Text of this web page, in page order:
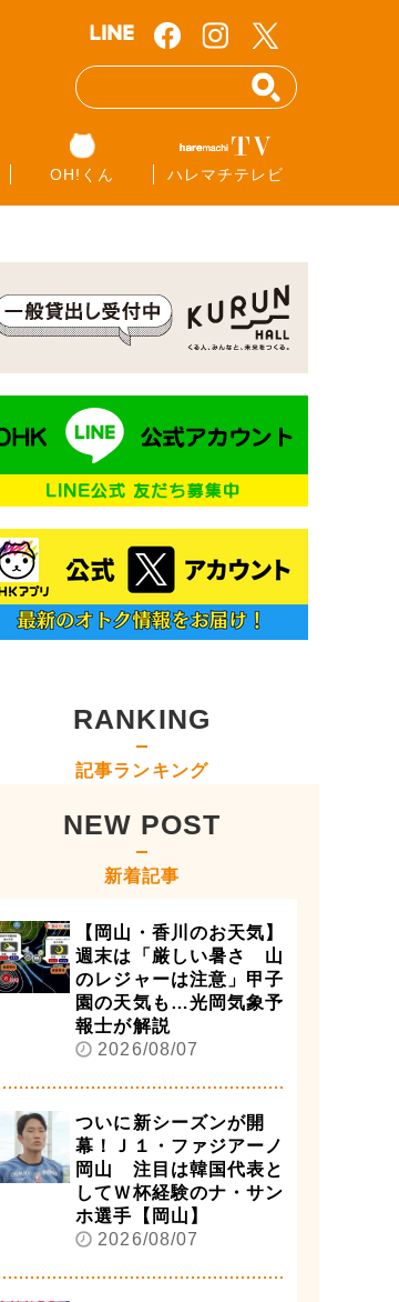
OH!くん ハレマチテレビ
RANKING
記事ランキング
NEW POST
新着記事
【岡山・香川のお天気】
週末は「厳しい暑さ 山
のレジャーは注意」甲子
園の天気も…光岡気象予
報士が解説
2026/08/07
ついに新シーズンが開
幕！Ｊ１・ファジアーノ
岡山 注目は韓国代表と
してＷ杯経験のナ・サン
ホ選手【岡山】
2026/08/07